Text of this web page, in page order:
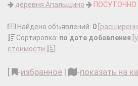
деревня Апальщино
ПОСУТОЧНО
Найдено объявлений: 0
Сортировка: по дате добавления
стоимости
-избранное | -показать на